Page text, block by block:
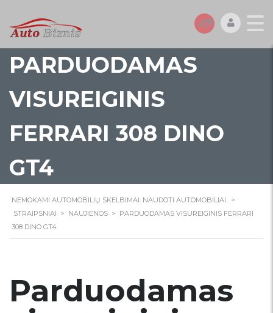
PARDUODAMAS
VISUREIGINIS
FERRARI 308 DINO
GT4
NEMOKAMI AUTOMOBILIŲ SKELBIMAI. NAUDOTI AUTOMOBILIAI. >
STRAIPSNIAI > NAUJIENOS > PARDUODAMAS VISUREIGINIS FERRARI
308 DINO GT4
Parduodamas